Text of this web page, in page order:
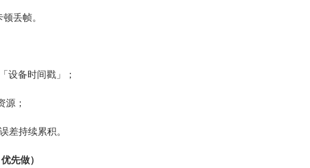
丢帧。
设备时间戳」；
源；
差持续累积。
先做）